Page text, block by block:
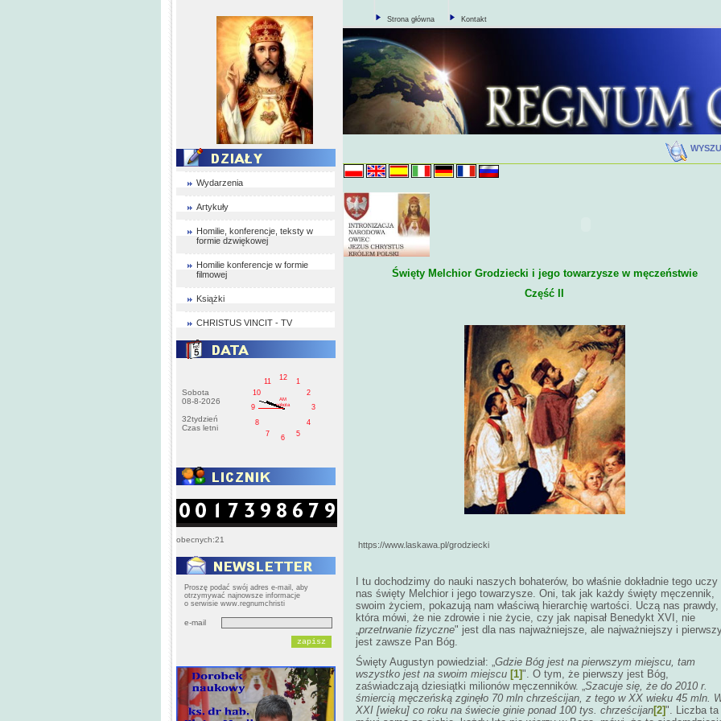
Wydarzenia
Artykuły
Homilie, konferencje, teksty w
formie dzwiękowej
Homilie konferencje w formie
filmowej
Książki
CHRISTUS VINCIT - TV
Sobota
08-8-2026
32tydzień
Czas letni
1
2
3
4
5
6
7
8
9
10
11
12
AM
sobota
obecnych:21
Proszę podać swój adres e-mail, aby
otrzymywać najnowsze informacje
o serwisie www.regnumchristi
e-mail
Strona główna Kontakt
Święty Melchior Grodziecki i jego towarzysze w męczeństwie
Część II
https://www.laskawa.pl/grodziecki
I tu dochodzimy do nauki naszych bohaterów, bo właśnie dokładnie tego uczy
nas święty Melchior i jego towarzysze. Oni, tak jak każdy święty męczennik,
swoim życiem, pokazują nam właściwą hierarchię wartości. Uczą nas prawdy,
która mówi, że nie zdrowie i nie życie, czy jak napisał Benedykt XVI, nie
„przetrwanie fizyczne" jest dla nas najważniejsze, ale najważniejszy i
jest zawsze Pan Bóg.
Święty Augustyn powiedział: „Gdzie Bóg jest na pierwszym miejscu, tam
wszystko jest na swoim miejscu [1]". O tym, że pierwszy jest Bóg,
zaświadczają dziesiątki milionów męczenników. „Szacuje się, że do 2010 r.
śmiercią męczeńską zginęło 70 mln chrześcijan, z tego w XX wieku 45 mln.
XXI [wieku] co roku na świecie ginie ponad 100 tys. chrześcijan[2]". Liczba ta